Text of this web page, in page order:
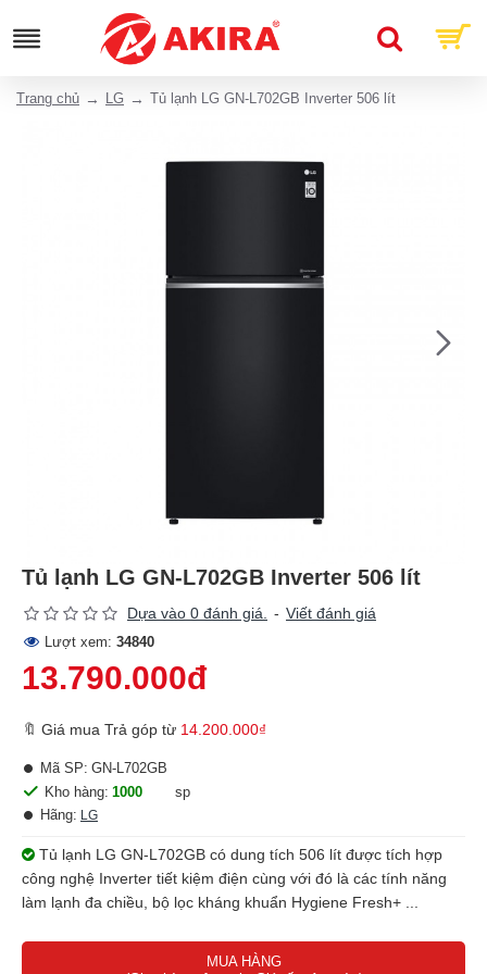
Trang chủ LG Tủ lạnh LG GN-L702GB Inverter 506 lít
Tủ lạnh LG GN-L702GB Inverter 506 lít
Dựa vào 0 đánh giá. - Viết đánh giá
Lượt xem: 34840
13.790.000đ
🔖 Giá mua Trả góp từ 14.200.000₫
Kho hàng: 1000
sp
Hãng: LG
Mã SP: GN-L702GB
Tủ lạnh LG GN-L702GB có dung tích 506 lít được tích hợp
công nghệ Inverter tiết kiệm điện cùng với đó là các tính năng
làm lạnh đa chiều, bộ lọc kháng khuẩn Hygiene Fresh+ ...
MUA HÀNG